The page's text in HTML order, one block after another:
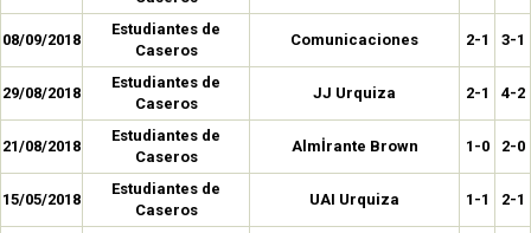
08/09/2018
Estudiantes de
Caseros
Comunicaciones 2-1 3-1
29/08/2018
Estudiantes de
Caseros
JJ Urquiza 2-1 4-2
21/08/2018
Estudiantes de
Caseros
Almİrante Brown 1-0 2-0
15/05/2018
Estudiantes de
Caseros
UAI Urquiza 1-1 2-1